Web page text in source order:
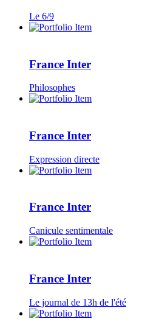
Le 6/9
France Inter
Philosophes
France Inter
Expression directe
France Inter
Canicule sentimentale
France Inter
Le journal de 13h de l'été